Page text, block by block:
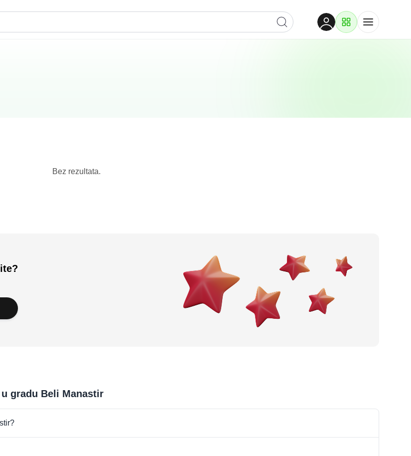
Posljednje recenzije
Dodaj tvrtku
Ostavi recenziju
Bez rezultata.
gradu Beli Manastir